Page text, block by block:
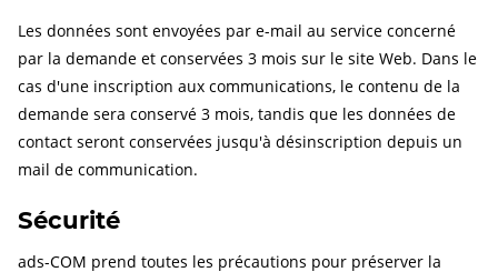
Les données sont envoyées par e-mail au service concerné
par la demande et conservées 3 mois sur le site Web. Dans le
cas d'une inscription aux communications, le contenu de la
demande sera conservé 3 mois, tandis que les données de
contact seront conservées jusqu'à désinscription depuis un
mail de communication.
Sécurité
ads-COM prend toutes les précautions pour préserver la